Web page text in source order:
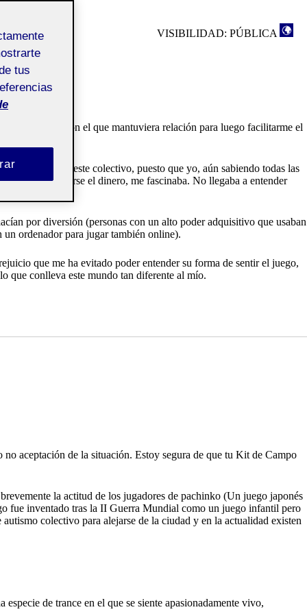
VISIBILIDAD: PÚBLICA
un colectivo con el que mantuviera relación para luego facilitarme el
escoger este colectivo, puesto que yo, aún sabiendo todas las
la hora de jugarse el dinero, me fascinaba. No llegaba a entender
por diversión (personas con un alto poder adquisitivo que usaban
un ordenador para jugar también online).
que me ha evitado poder entender su forma de sentir el juego,
que conlleva este mundo tan diferente al mío.
aceptación de la situación. Estoy segura de que tu Kit de Campo
la actitud de los jugadores de pachinko (Un juego japonés
fue inventado tras la II Guerra Mundial como un juego infantil pero
colectivo para alejarse de la ciudad y en la actualidad existen
de trance en el que se siente apasionadamente vivo,
tus